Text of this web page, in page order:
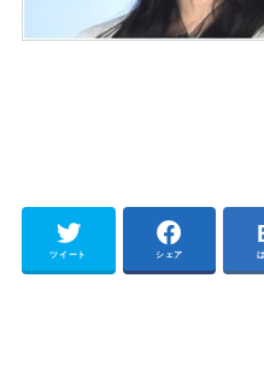
ツイート シェア